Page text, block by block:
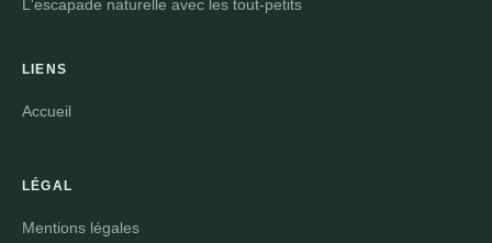
L'escapade naturelle avec les tout-petits
LIENS
Accueil
LÉGAL
Mentions légales